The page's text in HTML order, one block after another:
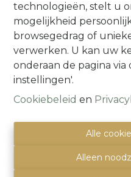
technologieën, stelt u
mogelijkheid
browsegedrag of
verwerken. U kan uw
onderaan de pagina via
instellingen'.
Cookiebeleid en
Alle
Alleen
***IT'S A MATCH!***
slpks) op 43a 50ca